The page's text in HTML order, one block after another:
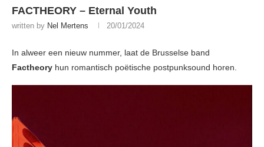
FACTHEORY – Eternal Youth
written by Nel Mertens 20/01/2024
In alweer een nieuw nummer, laat de Brusselse band
Factheory hun romantisch poëtische postpunksound horen.